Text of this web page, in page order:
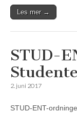
Les mer →
STUD-
2. juni 2017
STUD-ENT-